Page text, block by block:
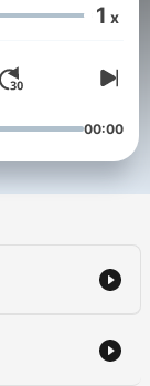
1 x
00:00